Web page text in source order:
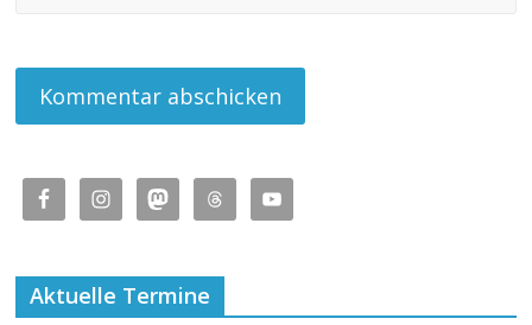
Aktuelle Termine